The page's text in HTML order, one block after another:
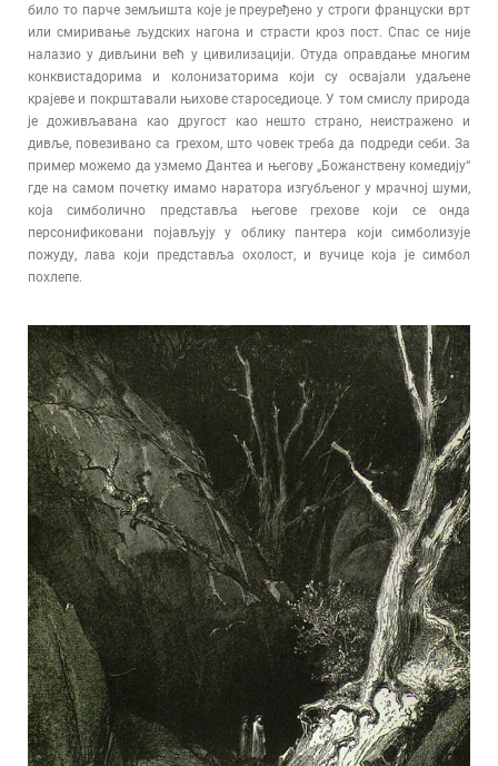
било то парче земљишта које је преуређено у строги француски врт
или смиривање људских нагона и страсти кроз пост. Спас се није
налазио у дивљини већ у цивилизацији. Отуда оправдање многим
конквистадорима и колонизаторима који су освајали удаљене
крајеве и покрштавали њихове староседиоце. У том смислу природа
је доживљавана као другост као нешто страно, неистражено и
дивље, повезивано са грехом, што човек треба да подреди себи. За
пример можемо да узмемо Дантеа и његову „Божанствену комедију“
где на самом почетку имамо наратора изгубљеног у мрачној шуми,
која симболично представља његове грехове који се онда
персонификовани појављују у облику пантера који симболизује
пожуду, лава који представља охолост, и вучице која је симбол
похлепе.